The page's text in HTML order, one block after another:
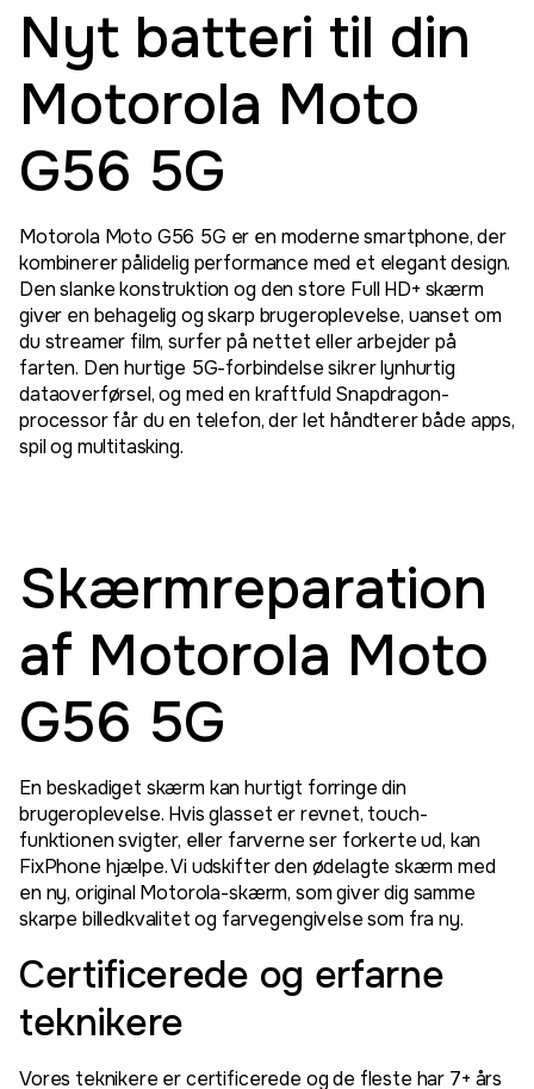
Nyt batteri til din
Motorola Moto
G56 5G
Motorola Moto G56 5G er en moderne smartphone, der
kombinerer pålidelig performance med et elegant design.
Den slanke konstruktion og den store Full HD+ skærm
giver en behagelig og skarp brugeroplevelse, uanset om
du streamer film, surfer på nettet eller arbejder på
farten. Den hurtige 5G-forbindelse sikrer lynhurtig
dataoverførsel, og med en kraftfuld Snapdragon-
processor får du en telefon, der let håndterer både apps,
spil og multitasking.
Skærmreparation
af Motorola Moto
G56 5G
En beskadiget skærm kan hurtigt forringe din
brugeroplevelse. Hvis glasset er revnet, touch-
funktionen svigter, eller farverne ser forkerte ud, kan
FixPhone hjælpe. Vi udskifter den ødelagte skærm med
en ny, original Motorola-skærm, som giver dig samme
skarpe billedkvalitet og farvegengivelse som fra ny.
Certificerede og erfarne
teknikere
Vores teknikere er certificerede og de fleste har 7+ års